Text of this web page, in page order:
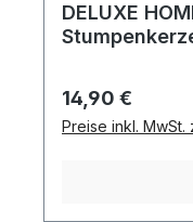
DELUXE
Regulärer Preis:
14,90 €
Preise inkl.